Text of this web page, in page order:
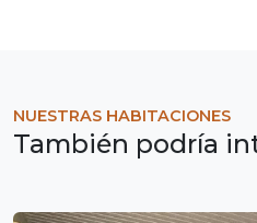
NUESTRAS HABITACIONES
También podría